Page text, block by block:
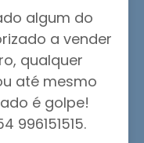
- 10:00hs
10:00hs
algum do
a vender
qualquer
até mesmo
é golpe!
996151515.